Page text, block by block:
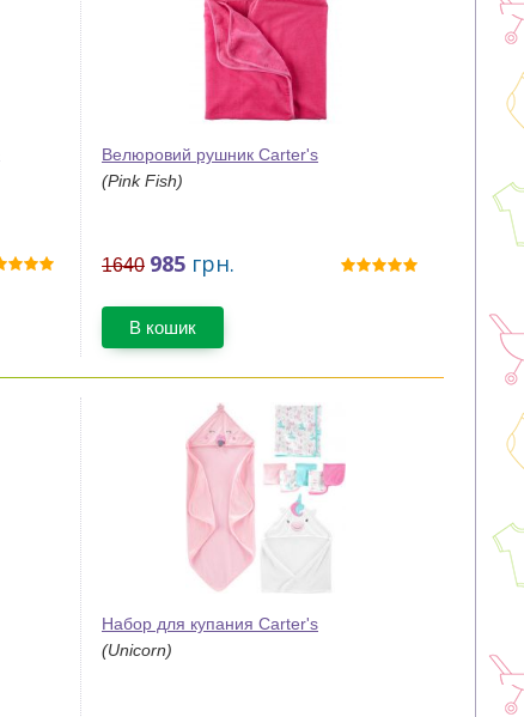
Велюровий рушник Carter's
(Pink Fish)
1640 985 грн.
В кошик
Набор для купания Carter's
(Unicorn)